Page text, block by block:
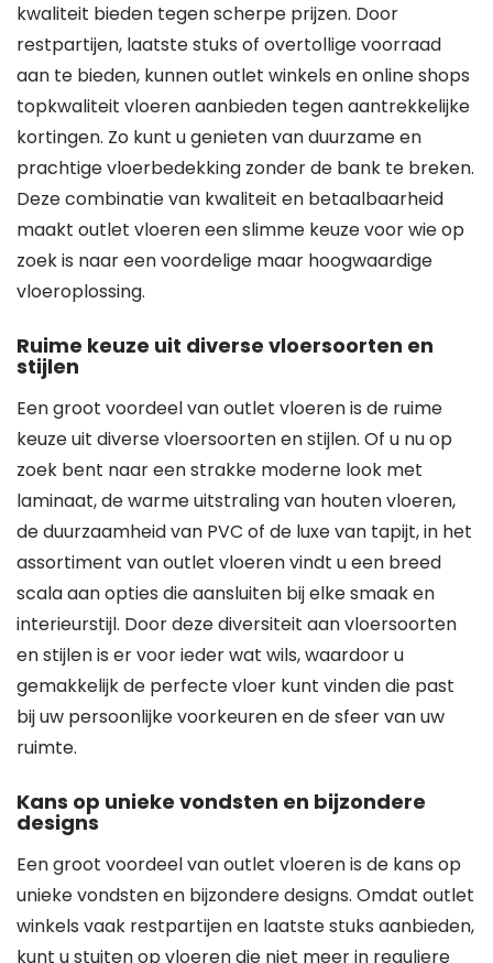
kwaliteit bieden tegen scherpe prijzen. Door
restpartijen, laatste stuks of overtollige voorraad
aan te bieden, kunnen outlet winkels en online shops
topkwaliteit vloeren aanbieden tegen aantrekkelijke
kortingen. Zo kunt u genieten van duurzame en
prachtige vloerbedekking zonder de bank te breken.
Deze combinatie van kwaliteit en betaalbaarheid
maakt outlet vloeren een slimme keuze voor wie op
zoek is naar een voordelige maar hoogwaardige
vloeroplossing.
Ruime keuze uit diverse vloersoorten en
stijlen
Een groot voordeel van outlet vloeren is de ruime
keuze uit diverse vloersoorten en stijlen. Of u nu op
zoek bent naar een strakke moderne look met
laminaat, de warme uitstraling van houten vloeren,
de duurzaamheid van PVC of de luxe van tapijt, in het
assortiment van outlet vloeren vindt u een breed
scala aan opties die aansluiten bij elke smaak en
interieurstijl. Door deze diversiteit aan vloersoorten
en stijlen is er voor ieder wat wils, waardoor u
gemakkelijk de perfecte vloer kunt vinden die past
bij uw persoonlijke voorkeuren en de sfeer van uw
ruimte.
Kans op unieke vondsten en bijzondere
designs
Een groot voordeel van outlet vloeren is de kans op
unieke vondsten en bijzondere designs. Omdat outlet
winkels vaak restpartijen en laatste stuks aanbieden,
kunt u stuiten op vloeren die niet meer in reguliere